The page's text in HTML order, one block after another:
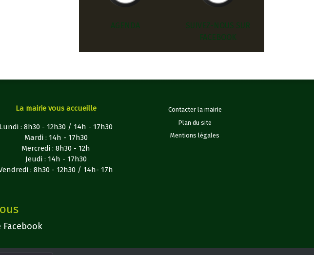
AGENDA
SUIVEZ-NOUS SUR
FACEBOOK
La mairie vous accueille
Lundi : 8h30 - 12h30 / 14h - 17h30
Mardi : 14h - 17h30
Mercredi : 8h30 - 12h
Jeudi : 14h - 17h30
: 8h30 - 12h30 / 14h- 17h
Contacter la mairie
Plan du site
Mentions légales
Facebook